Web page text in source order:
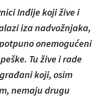
Inđije koji žive i
iza nadvožnjaka,
onemogućeni
Tu žive i rade
koji, osim
nemaju drugu